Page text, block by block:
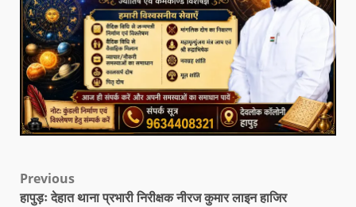
Previous
हापुड़ः देहात थाना प्रभारी निरीक्षक नीरज कुमार लाइन हाजिर